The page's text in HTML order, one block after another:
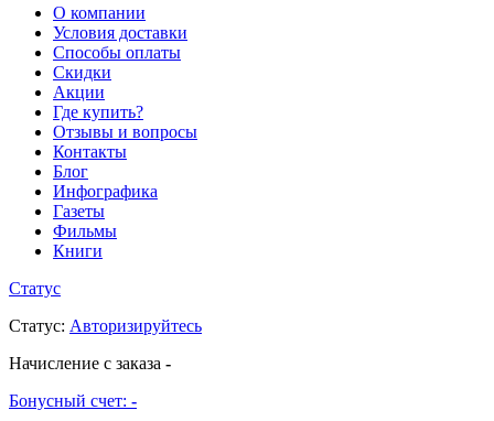
О компании
Условия доставки
Способы оплаты
Скидки
Акции
Где купить?
Отзывы и вопросы
Контакты
Блог
Инфографика
Газеты
Фильмы
Книги
Статус
Статус: Авторизируйтесь
Начисление с заказа -
Бонусный счет: -